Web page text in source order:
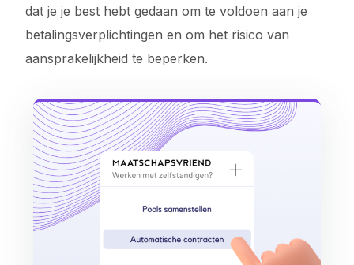
dat je je best hebt gedaan om te voldoen aan je
betalingsverplichtingen en om het risico van
aansprakelijkheid te beperken.